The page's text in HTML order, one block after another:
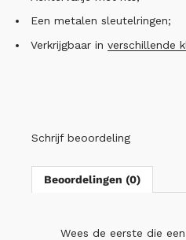
Een metalen sleutelringen;
Verkrijgbaar in verschillende
Schrijf beoordeling
Beoordelingen (0)
Wees de eerste die